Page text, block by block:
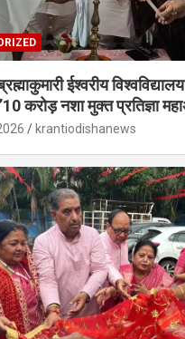
ईश्वरीय
’10 करोड़ नशा मुक्त प्रतिज्ञा
krantiodishanews